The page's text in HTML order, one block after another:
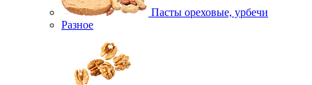
Пасты ореховые, урбечи
Разное